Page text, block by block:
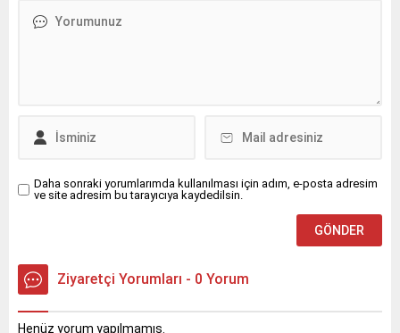
Daha sonraki yorumlarımda kullanılması için adım, e-posta adresim
ve site adresim bu tarayıcıya kaydedilsin.
Ziyaretçi Yorumları - 0 Yorum
Henüz yorum yapılmamış.